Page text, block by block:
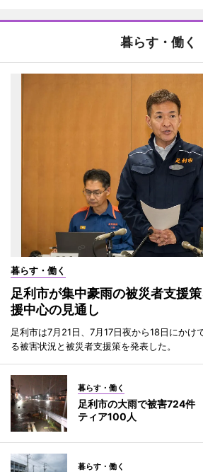
暮らす・働く
暮らす・働く
足利市が集中豪雨の被災者支援
援中心の見通し
足利市は7月21日、7月17日夜から18日にかけ
る被害状況と被災者支援策を発表した。
暮らす・働く
足利市の大雨で被害724
ティア100人
暮らす・働く